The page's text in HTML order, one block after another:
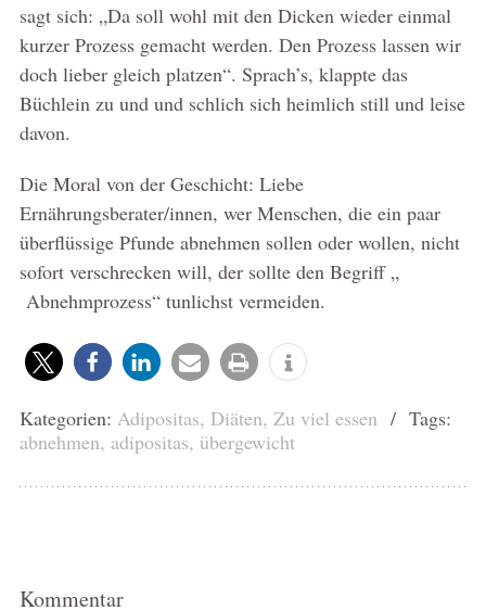
sagt sich: „Da soll wohl mit den Dicken wieder einmal
kurzer Prozess gemacht werden. Den Prozess lassen wir
doch lieber gleich platzen“. Sprach’s, klappte das
Büchlein zu und und schlich sich heimlich still und leise
davon.
Die Moral von der Geschicht: Liebe
Ernährungsberater/innen, wer Menschen, die ein paar
überflüssige Pfunde abnehmen sollen oder wollen, nicht
sofort verschrecken will, der sollte den Begriff „
Abnehmprozess“ tunlichst vermeiden.
Kategorien: Adipositas, Diäten, Zu viel essen / Tags:
abnehmen, adipositas, übergewicht
Kommentar